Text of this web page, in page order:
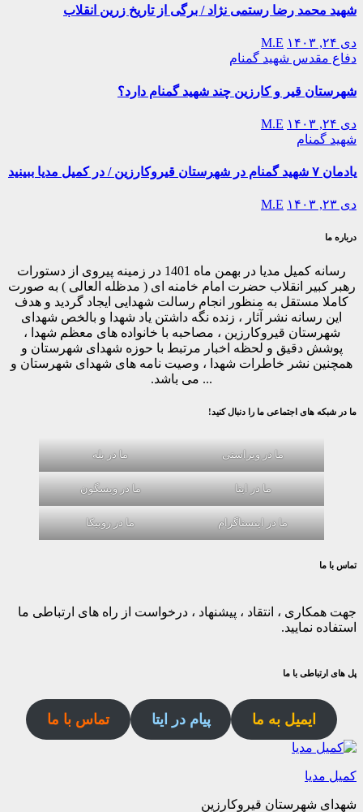
شهید محمد رضا رستمی نژاد / برگی از تاریخ زرین انقلاب
دی ۲۴, ۱۴۰۳
M.E
دفاع مقدس شهید گمنام
شهرستان قیر و کارزین چند شهید گمنام دارد؟
دی ۲۴, ۱۴۰۳
M.E
شهید گمنام
یادمان ۷ شهید گمنام در شهرستان قیروکارزین / در کمیل مدیا ببینید
دی ۲۳, ۱۴۰۳ M.E
درباره ما
رسانه کمیل مدیا در بهمن ماه 1401 در زمینه پیروی از دستورات
رهبر کبیر انقلاب حضرت امام خامنه ای ( مدظله العالی ) به صورت
کاملا مستقل به منظور انجام رسالت شهدایی ایجاد گردید و هدف
این رسانه نشر آثار ، زنده نگه داشتن یاد شهدا و بالخص شهدای
شهرستان قیروکارزین ، مصاحبه با خانواده های معظم شهدا ،
پوشش دقیق و لحظه اخبار مرتبط با حوزه شهدای شهرستان و
همچنین نشر خاطرات شهدا ، وصیت نامه های شهدای شهرستان و
... می باشد.
ما در شبکه های اجتماعی ما را دنبال کنید!
ما در ویراستی ما در بله
ما در ایتا ما در ویسگون
ما در اینستاگرام ما در روبیکا
تماس با ما
جهت همکاری ، انتقاد ، پیشنهاد ، درخواست از راه های ارتباطی ما
استفاده نمایید.
پل های ارتباطی با ما
ایمیل به ما پیام در ایتا تماس با ما
کمیل مدیا
شهدای شهرستان قیروکارزین